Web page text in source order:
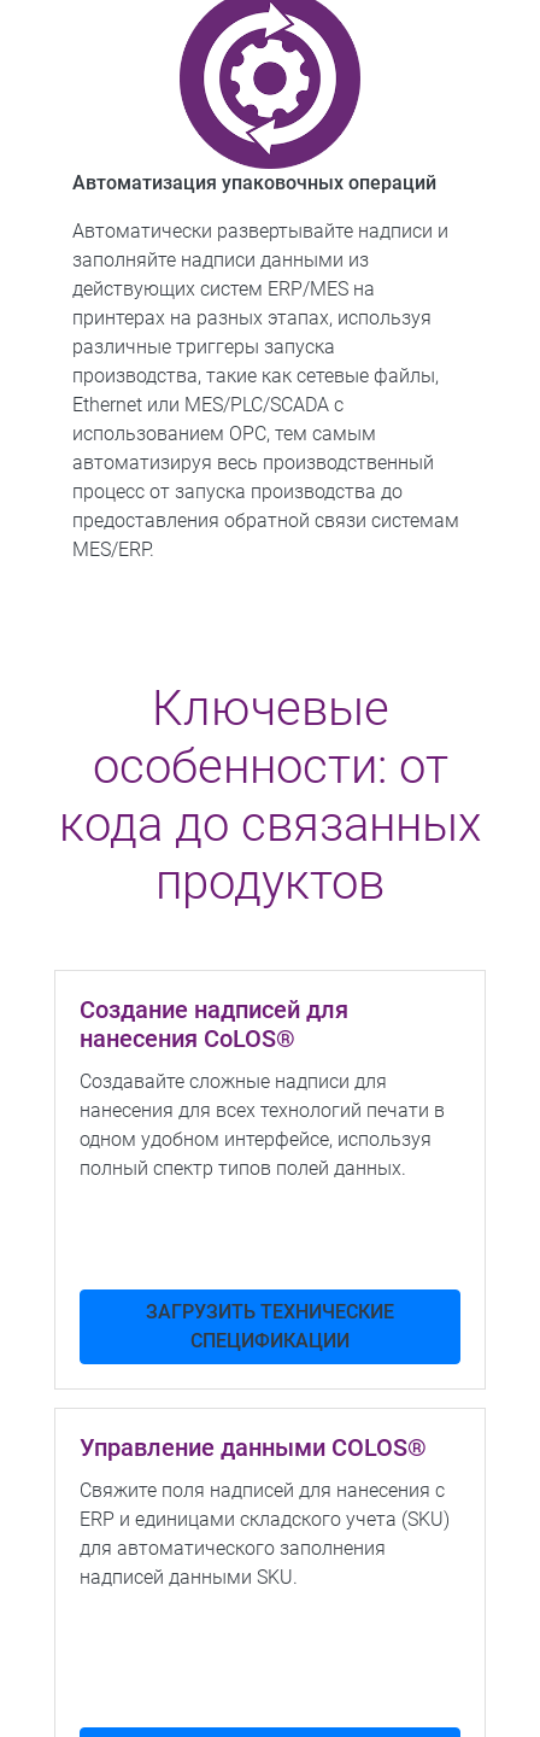
Автоматизация упаковочных операций
Автоматически развертывайте надписи и
заполняйте надписи данными из
действующих систем ERP/MES на
принтерах на разных этапах, используя
различные триггеры запуска
производства, такие как сетевые файлы,
Ethernet или MES/PLC/SCADA с
использованием OPC, тем самым
автоматизируя весь производственный
процесс от запуска производства до
предоставления обратной связи системам
MES/ERP.
Ключевые
особенности: от
кода до связанных
продуктов
Создание надписей для
нанесения CoLOS®
Создавайте сложные надписи для
нанесения для всех технологий печати в
одном удобном интерфейсе, используя
полный спектр типов полей данных.
ЗАГРУЗИТЬ ТЕХНИЧЕСКИЕ
СПЕЦИФИКАЦИИ
Управление данными COLOS®
Свяжите поля надписей для нанесения с
ERP и единицами складского учета (SKU)
для автоматического заполнения
надписей данными SKU.